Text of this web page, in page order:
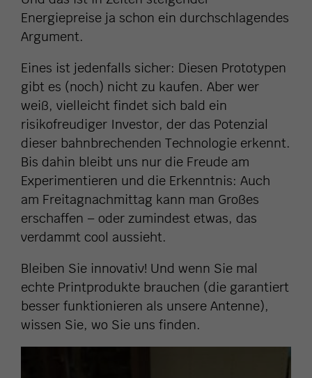
Energiepreise ja schon ein durchschlagendes
Argument.
Eines ist jedenfalls sicher: Diesen Prototypen
gibt es (noch) nicht zu kaufen. Aber wer
weiß, vielleicht findet sich bald ein
risikofreudiger Investor, der das Potenzial
dieser bahnbrechenden Technologie erkennt.
Bis dahin bleibt uns nur die Freude am
Experimentieren und die Erkenntnis: Auch
am Freitagnachmittag kann man Großes
erschaffen – oder zumindest etwas, das
verdammt cool aussieht.
Bleiben Sie innovativ! Und wenn Sie mal
echte Printprodukte brauchen (die garantiert
besser funktionieren als unsere Antenne),
wissen Sie, wo Sie uns finden.